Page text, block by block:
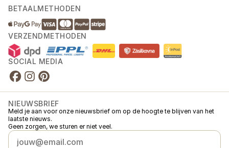
BETAALMETHODEN
VERZENDMETHODEN
SOCIAL MEDIA
NIEUWSBRIEF
Meld je aan voor onze nieuwsbrief om op de hoogte te blijven van het
laatste nieuws.
Geen zorgen, we sturen er niet veel.